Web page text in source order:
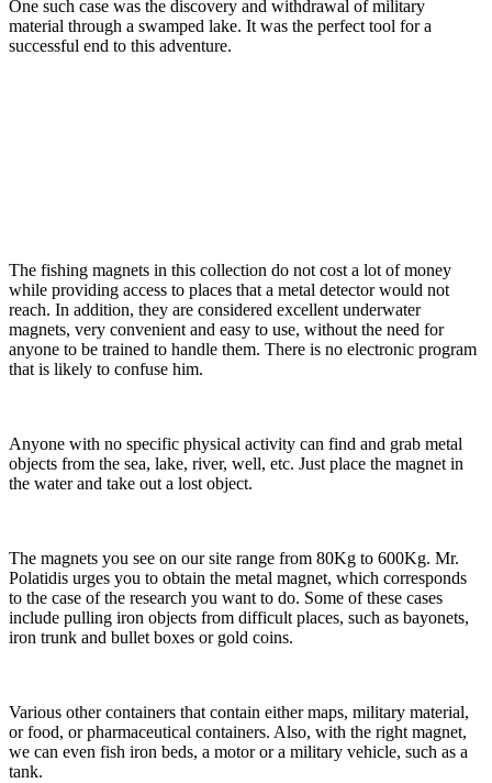
One such case was the discovery and withdrawal of military
material through a swamped lake. It was the perfect tool for a
successful end to this adventure.
The fishing magnets in this collection do not cost a lot of money
while providing access to places that a metal detector would not
reach. In addition, they are considered excellent underwater
magnets, very convenient and easy to use, without the need for
anyone to be trained to handle them. There is no electronic program
that is likely to confuse him.
Anyone with no specific physical activity can find and grab metal
objects from the sea, lake, river, well, etc. Just place the magnet in
the water and take out a lost object.
The magnets you see on our site range from 80Kg to 600Kg. Mr.
Polatidis urges you to obtain the metal magnet, which corresponds
to the case of the research you want to do. Some of these cases
include pulling iron objects from difficult places, such as bayonets,
iron trunk and bullet boxes or gold coins.
Various other containers that contain either maps, military material,
or food, or pharmaceutical containers. Also, with the right magnet,
we can even fish iron beds, a motor or a military vehicle, such as a
tank.